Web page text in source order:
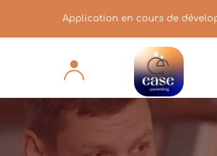
Application en cours de